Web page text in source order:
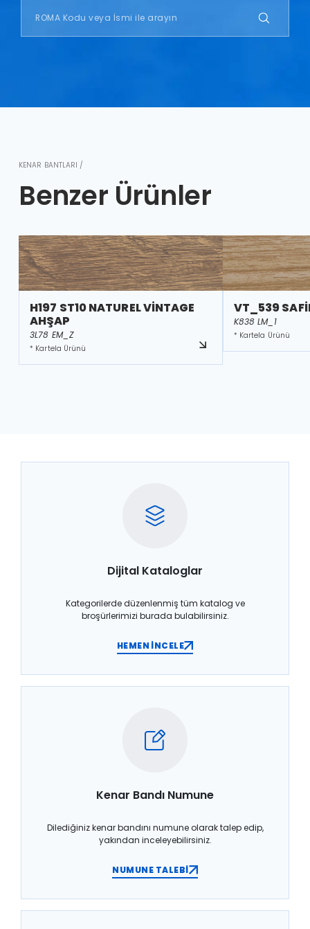
KENAR BANTLARI /
Benzer Ürünler
H197 ST10 NATUREL VİNTAGE
AHŞAP
3L78 EM_Z
* Kartela Ürünü
VT_539
K838 LM_1
* Kartela Ürünü
Dijital Kataloglar
Kategorilerde düzenlenmiş tüm katalog ve
broşürlerimizi burada bulabilirsiniz.
HEMEN İNCELE
Kenar Bandı Numune
Dilediğiniz kenar bandını numune olarak talep edip,
yakından inceleyebilirsiniz.
NUMUNE TALEBİ